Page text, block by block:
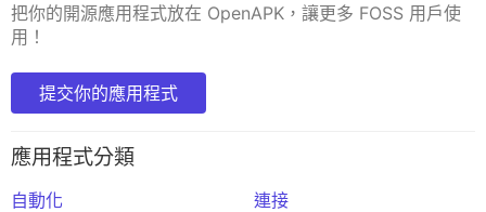
把你的開源應用程式放在 OpenAPK，讓更多 FOSS 用戶使
用！
提交你的應用程式
應用程式分類
自動化
連接